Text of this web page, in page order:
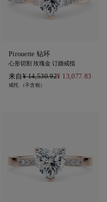
Pirouette 钻环
心形切割 玫瑰金 订婚戒指
来自¥ 14,530.92¥ 13,077.83
戒托 （不含税）